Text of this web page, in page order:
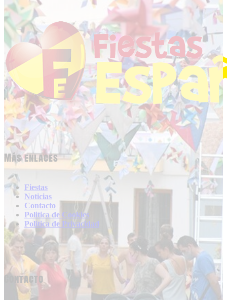
Más enlaces
Fiestas
Noticias
Contacto
Politica de Cookies
Politica de Privacidad
Contacto